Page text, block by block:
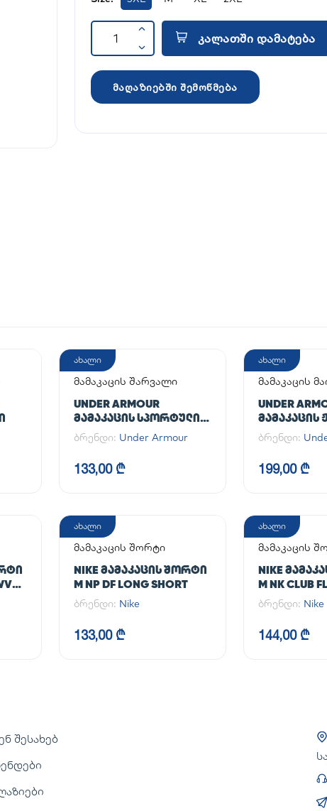
კალათში დამატება
მაღაზიებში შემოწმება
ახალი
მამაკაცის შარვალი
UNDER ARMOUR
ᲛᲐᲛᲐᲙᲐᲪᲘᲡ ᲡᲞᲝᲠᲢᲣᲚᲘ
ᲨᲐᲠᲕᲐᲚᲘ UA CG ARMOUR
LEGGINGS
ბრენდი: Under Armour
133,00 ₾
ახალი
მამაკაცის
UNDER
ᲛᲐᲛᲐᲙᲐᲪᲘᲡ
ბრენდი:
199,00 ₾
ახალი
მამაკაცის შორტი
NIKE ᲛᲐᲛᲐᲙᲐᲪᲘᲡ ᲨᲝᲠᲢᲘ
M NP DF LONG SHORT
ბრენდი: Nike
133,00 ₾
ახალი
მამაკაცის
NIKE
M NK CLUB
ბრენდი: Nike
144,00 ₾
შესახებ